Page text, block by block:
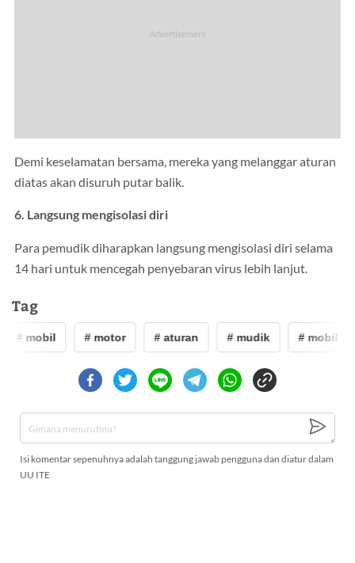
Demi keselamatan bersama, mereka yang melanggar aturan
diatas akan disuruh putar balik.
6. Langsung mengisolasi diri
Para pemudik diharapkan langsung mengisolasi diri selama
14 hari untuk mencegah penyebaran virus lebih lanjut.
Tag
# mobil # motor # aturan # mudik # mobil
Isi komentar sepenuhnya adalah tanggung jawab pengguna dan diatur dalam
UU ITE